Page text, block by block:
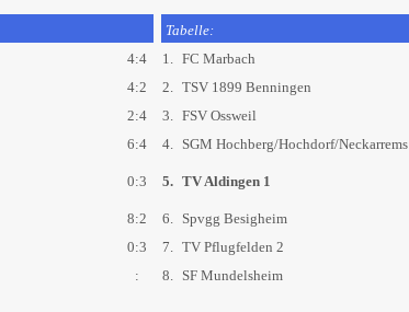
Tabelle:
4:4 1. FC Marbach
4:2 2. TSV 1899 Benningen
2:4 3. FSV Ossweil
6:4 4. SGM Hochberg/Hochdorf/Neckarrems
0:3 5. TV Aldingen 1
8:2 6. Spvgg Besigheim
0:3 7. TV Pflugfelden 2
:
8. SF Mundelsheim